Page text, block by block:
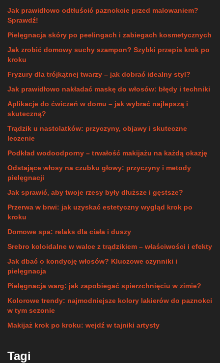
Jak prawidłowo odtłuścić paznokcie przed malowaniem?
Sprawdź!
Pielęgnacja skóry po peelingach i zabiegach kosmetycznych
Jak zrobić domowy suchy szampon? Szybki przepis krok po
kroku
Fryzury dla trójkątnej twarzy – jak dobrać idealny styl?
Jak prawidłowo nakładać maskę do włosów: błędy i techniki
Aplikacje do ćwiczeń w domu – jak wybrać najlepszą i
skuteczną?
Trądzik u nastolatków: przyczyny, objawy i skuteczne
leczenie
Podkład wodoodporny – trwałość makijażu na każdą okazję
Odstające włosy na czubku głowy: przyczyny i metody
pielęgnacji
Jak sprawić, aby twoje rzesy były dłuższe i gęstsze?
Przerwa w brwi: jak uzyskać estetyczny wygląd krok po
kroku
Domowe spa: relaks dla ciała i duszy
Srebro koloidalne w walce z trądzikiem – właściwości i efekty
Jak dbać o kondycję włosów? Kluczowe czynniki i
pielęgnacja
Pielęgnacja warg: jak zapobiegać spierzchnięciu w zimie?
Kolorowe trendy: najmodniejsze kolory lakierów do paznokci
w tym sezonie
Makijaż krok po kroku: wejdź w tajniki artysty
Tagi